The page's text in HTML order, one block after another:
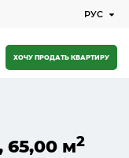
ХОЧУ ПРОДАТЬ КВАРТИРУ
65,00 м2